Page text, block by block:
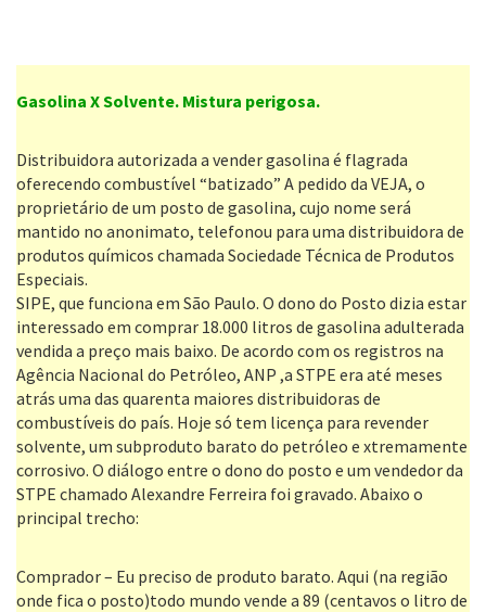
Gasolina X Solvente. Mistura perigosa.
Distribuidora autorizada a vender gasolina é flagrada
oferecendo combustível “batizado” A pedido da VEJA, o
proprietário de um posto de gasolina, cujo nome será
mantido no anonimato, telefonou para uma distribuidora de
produtos químicos chamada Sociedade Técnica de Produtos
Especiais.
SIPE, que funciona em São Paulo. O dono do Posto dizia estar
interessado em comprar 18.000 litros de gasolina adulterada
vendida a preço mais baixo. De acordo com os registros na
Agência Nacional do Petróleo, ANP ,a STPE era até meses
atrás uma das quarenta maiores distribuidoras de
combustíveis do país. Hoje só tem licença para revender
solvente, um subproduto barato do petróleo e xtremamente
corrosivo. O diálogo entre o dono do posto e um vendedor da
STPE chamado Alexandre Ferreira foi gravado. Abaixo o
principal trecho:
Comprador – Eu preciso de produto barato. Aqui (na região
onde fica o posto)todo mundo vende a 89 (centavos o litro de